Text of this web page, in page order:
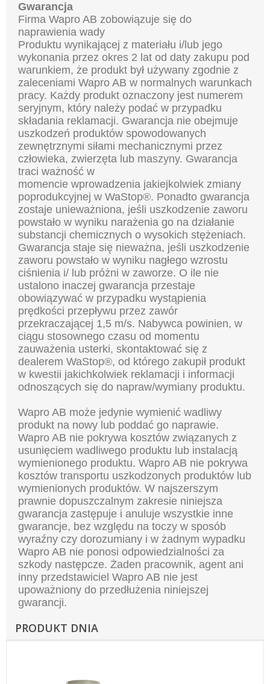
Gwarancja
Firma Wapro AB zobowiązuje się do
naprawienia wady
Produktu wynikającej z materiału i/lub jego
wykonania przez okres 2 lat od daty zakupu pod
warunkiem, że produkt był używany zgodnie z
zaleceniami Wapro AB w normalnych warunkach
pracy. Każdy produkt oznaczony jest numerem
seryjnym, który należy podać w przypadku
składania reklamacji. Gwarancja nie obejmuje
uszkodzeń produktów spowodowanych
zewnętrznymi siłami mechanicznymi przez
człowieka, zwierzęta lub maszyny. Gwarancja
traci ważność w
momencie wprowadzenia jakiejkolwiek zmiany
poprodukcyjnej w WaStop®. Ponadto gwarancja
zostaje unieważniona, jeśli uszkodzenie zaworu
powstało w wyniku narażenia go na działanie
substancji chemicznych o wysokich stężeniach.
Gwarancja staje się nieważna, jeśli uszkodzenie
zaworu powstało w wyniku nagłego wzrostu
ciśnienia i/ lub próżni w zaworze. O ile nie
ustalono inaczej gwarancja przestaje
obowiązywać w przypadku wystąpienia
prędkości przepływu przez zawór
przekraczającej 1,5 m/s. Nabywca powinien, w
ciągu stosownego czasu od momentu
zauważenia usterki, skontaktować się z
dealerem WaStop®, od którego zakupił produkt
w kwestii jakichkolwiek reklamacji i informacji
odnoszących się do napraw/wymiany produktu.
Wapro AB może jedynie wymienić wadliwy
produkt na nowy lub poddać go naprawie.
Wapro AB nie pokrywa kosztów związanych z
usunięciem wadliwego produktu lub instalacją
wymienionego produktu. Wapro AB nie pokrywa
kosztów transportu uszkodzonych produktów lub
wymienionych produktów. W najszerszym
prawnie dopuszczalnym zakresie niniejsza
gwarancja zastępuje i anuluje wszystkie inne
gwarancje, bez względu na toczy w sposób
wyraźny czy dorozumiany i w żadnym wypadku
Wapro AB nie ponosi odpowiedzialności za
szkody następcze. Żaden pracownik, agent ani
inny przedstawiciel Wapro AB nie jest
upoważniony do przedłużenia niniejszej
gwarancji.
PRODUKT DNIA